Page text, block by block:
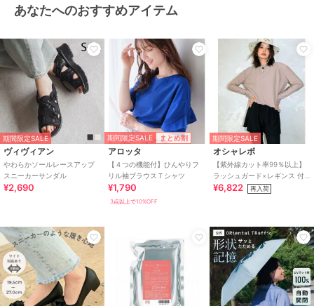
あなたへのおすすめアイテム
期間限定SALE
ヴィヴィアン
やわらかソールレースアップ
スニーカーサンダル
¥2,690
期間限定SALE まとめ割
アロッタ
【４つの機能付】ひんやりフ
リル袖ブラウスＴシャツ
¥1,790
3点以上で10%OFF
期間限定SALE
オシャレボ
【紫外線カット率99％以上】
ラッシュガード×レギンス 付
き タンキニ
¥6,822 再入荷